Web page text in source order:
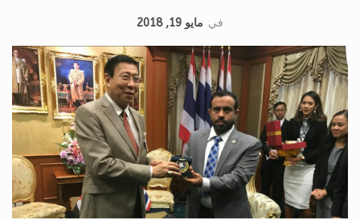
في مايو 19, 2018